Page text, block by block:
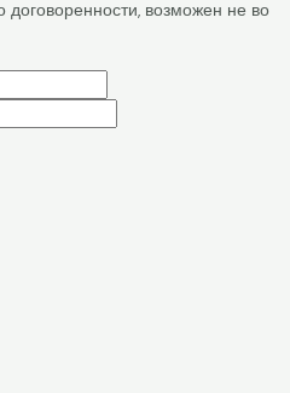
возможен не во